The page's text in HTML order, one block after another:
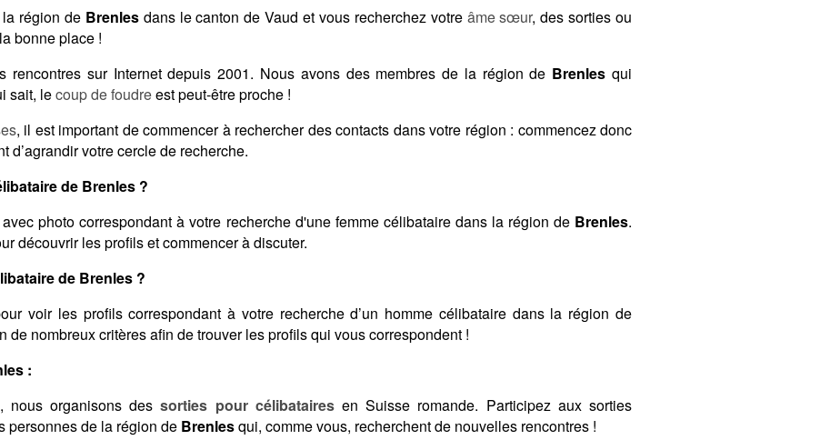
région de Brenlesdans le canton de Vaud et vous recherchez votre âme sœur, des sorties ou
bonne place !
rencontres sur Internet depuis 2001. Nous avons des membres de la région de Brenles qui
sait, lecoup de foudreest peut-être proche !
, il est important de commencer à rechercher des contacts dans votre région : commencez donc
d’agrandir votre cercle de recherche.
de Brenles ?
photo correspondant à votre recherche d'une femme célibataire dans la région de Brenles.
découvrir les profils et commencer à discuter.
de Brenles ?
voir les profils correspondant à votre recherche d’un homme célibataire dans la région de
de nombreux critères afin de trouver les profils qui vous correspondent !
:
nous organisons dessorties pour célibatairesen Suisse romande. Participez aux sorties
personnes de la région de Brenlesqui, comme vous, recherchent de nouvelles rencontres !